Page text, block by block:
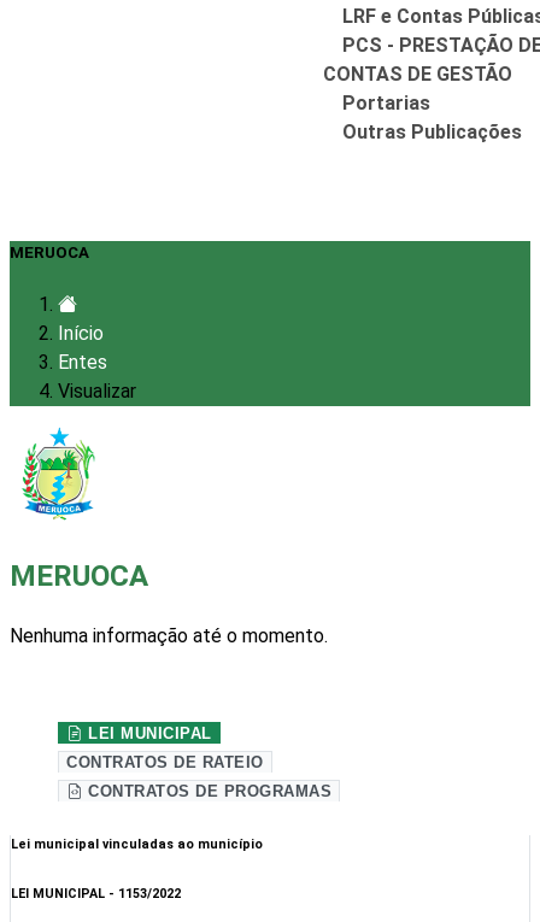
LRF e Contas
PCS - PRESTAÇÃO
CONTAS DE GESTÃO
Portarias
Outras Publicações
MERUOCA
Início
Entes
Visualizar
MERUOCA
Nenhuma informação até o momento.
LEI MUNICIPAL
CONTRATOS DE RATEIO
CONTRATOS DE PROGRAMAS
Lei municipal vinculadas ao município
LEI MUNICIPAL - 1153/2022